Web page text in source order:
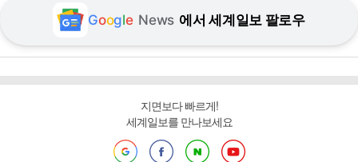
Google News 에서 세계일보 팔로우
지면보다 빠르게!
세계일보를 만나보세요